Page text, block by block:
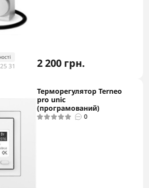
31 2 200 грн.
Терморегулятор Terneo
pro unic
(програмований)
0